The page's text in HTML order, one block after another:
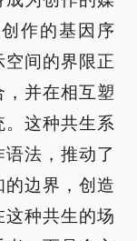
作的基因序
间的界限正
并在相互塑
这种共生系
法，推动了
的边界，创造
这种共生的场